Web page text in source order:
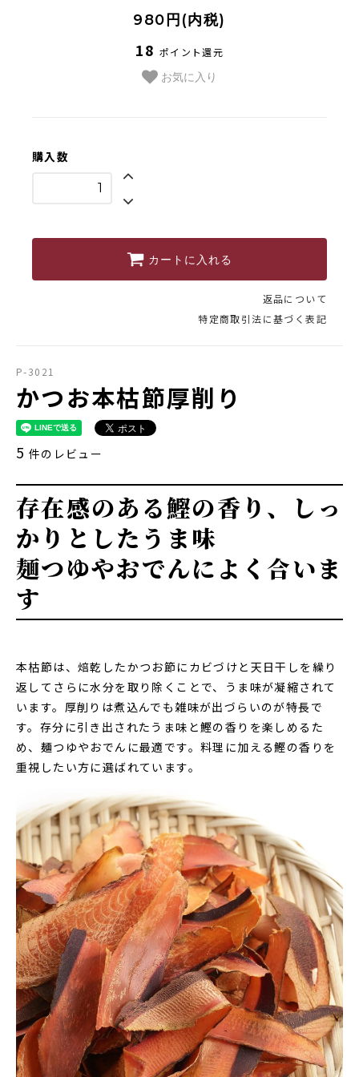
特定商取引法に基づく表記
980円(内税)
18 ポイント還元
お気に入り
購入数
カートに入れる
返品について
特定商取引法に基づく表記
P-3021
かつお本枯節厚削り
5 件のレビュー
存在感のある鰹の香り、しっ
かりとしたうま味
麺つゆやおでんによく合いま
す
本枯節は、焙乾したかつお節にカビづけと天日干しを繰り
返してさらに水分を取り除くことで、うま味が凝縮されて
います。厚削りは煮込んでも雑味が出づらいのが特長で
す。存分に引き出されたうま味と鰹の香りを楽しめるた
め、麺つゆやおでんに最適です。料理に加える鰹の香りを
重視したい方に選ばれています。